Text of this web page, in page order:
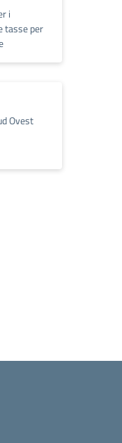
i
tasse per
Ovest